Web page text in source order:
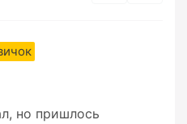
но пришлось